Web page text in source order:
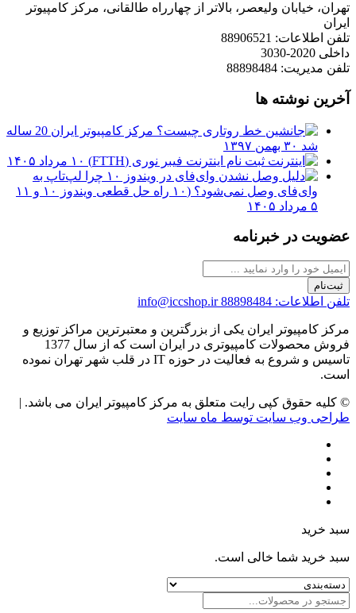
تهران، خیابان ولیعصر، بالاتر از چهارراه طالقانی، مرکز کامپیوتر
ایران
تلفن اطلاعات: 88906521
داخلی 2020-3030
تلفن مدیریت: 88898484
آخرین نوشته ها
مرکز کامپیوتر ایران 20 ساله
شد ۳۰ بهمن ۱۳۹۷
ثبت نام اینترنت فیبر نوری (FTTH)
۱۰ مرداد ۱۴۰۵
چرا لپ‌تاپ به
وای‌فای وصل نمی‌شود؟ (۱۰ راه حل قطعی ویندوز ۱۰ و ۱۱
۵ مرداد ۱۴۰۵
عضویت در خبرنامه
ثبت‌نام
تلفن اطلاعات: 88898484 info@iccshop.ir
مرکز کامپیوتر ایران یکی از بزرگترین و معتبرترین مراکز توزیع و
فروش محصولات کامپیوتری در ایران است که از سال 1377
تاسیس و شروع به فعالیت در حوزه IT در قلب شهر تهران نموده
است.
© کلیه حقوق کپی رایت متعلق به مرکز کامپیوتر ایران می باشد. |
طراحی وب سایت توسط ماه سایت
سبد خرید
سبد خرید شما خالی است.